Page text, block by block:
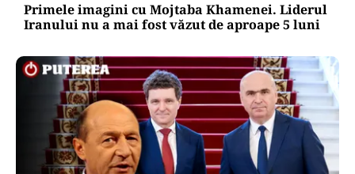
Primele imagini cu Mojtaba Khamenei. Liderul
Iranului nu a mai fost văzut de aproape 5 luni